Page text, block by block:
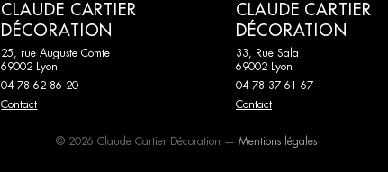
CLAUDE CARTIER
DÉCORATION
25, rue Auguste Comte
69002 Lyon
04 78 62 86 20
Contact
CLAUDE CARTIER
DÉCORATION
33, Rue Sala
69002 Lyon
04 78 37 61 67
Contact
© 2026 Claude Cartier Décoration — Mentions légales